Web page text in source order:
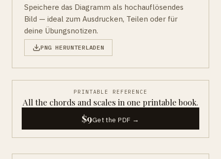
Speichere das Diagramm als hochauflösendes
Bild — ideal zum Ausdrucken, Teilen oder für
deine Übungsnotizen.
PNG HERUNTERLADEN
PRINTABLE REFERENCE
All the chords and scales in one printable book.
$9Get the PDF →